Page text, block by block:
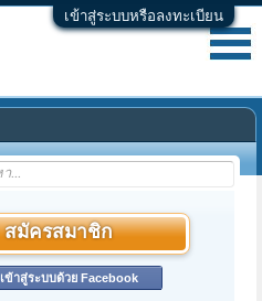
เข้าสู่ระบบหรือลงทะเบียน
สมัครสมาชิก
เข้าสู่ระบบด้วย Facebook